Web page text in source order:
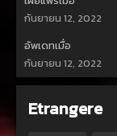
กันยายน 12, 2022
อัพเดทเมื่อ
กันยายน 12, 2022
Etrangere